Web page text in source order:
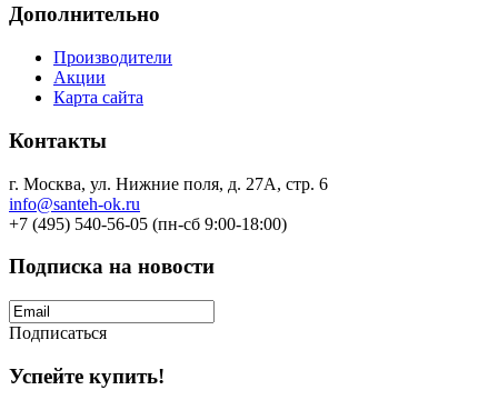
Дополнительно
Производители
Акции
Карта сайта
Контакты
г. Москва, ул. Нижние поля, д. 27А, стр. 6
info@santeh-ok.ru
+7 (495) 540-56-05 (пн-сб 9:00-18:00)
Подписка на новости
Подписаться
Успейте купить!